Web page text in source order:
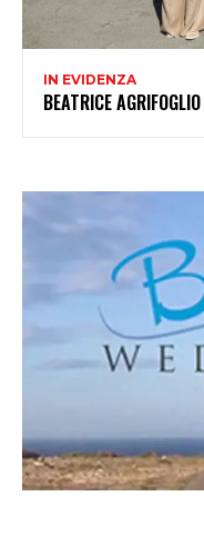
IN EVIDENZA
BEATRICE